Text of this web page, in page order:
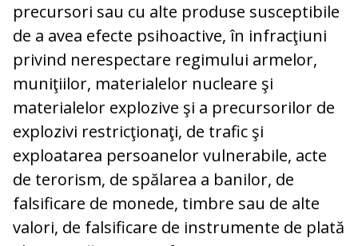
precursori sau cu alte produse susceptibile
de a avea efecte psihoactive, în infracţiuni
privind nerespectare regimului armelor,
muniţiilor, materialelor nucleare şi
materialelor explozive şi a precursorilor de
explozivi restricţionaţi, de trafic şi
exploatarea persoanelor vulnerabile, acte
de terorism, de spălarea a banilor, de
falsificare de monede, timbre sau de alte
valori, de falsificare de instrumente de plată